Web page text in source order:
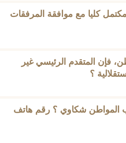
كليا مع موافقة المرفقات
فإن المتقدم الرئيسي غير
؟
شكاوي ؟ رقم هاتف